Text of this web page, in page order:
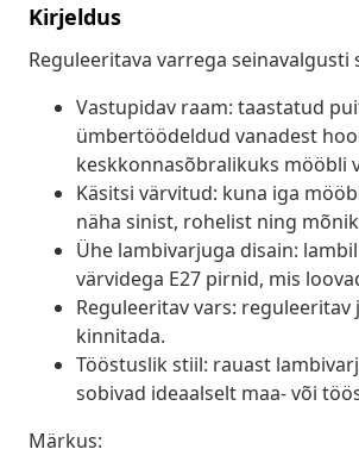
Kirjeldus
Reguleeritava varrega
Vastupidav raam: taastatud
ümbertöödeldud vanadest
keskkonnasõbralikuks mööbli
Käsitsi värvitud: kuna iga
näha sinist, rohelist ning
Ühe lambivarjuga disain:
värvidega E27 pirnid, mis
Reguleeritav vars:
kinnitada.
Tööstuslik stiil: rauast
sobivad ideaalselt maa- või
Märkus: